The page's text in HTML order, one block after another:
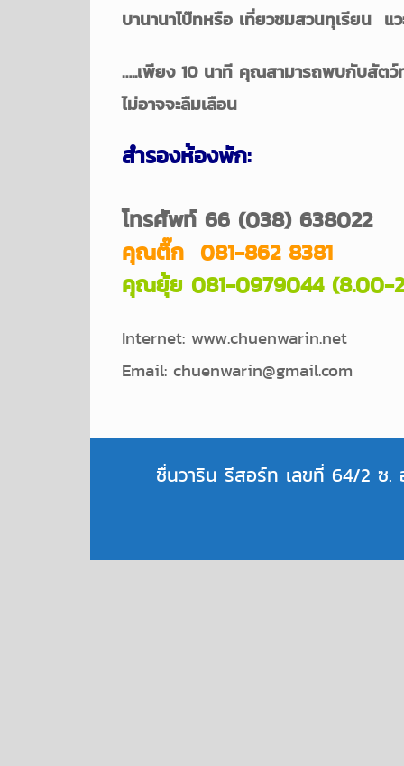
บานานาโบ๊ทหรือ เที่ยวชมสวนทุเรียน
…..เพียง 10 นาที คุณสามารถพบกับสัตว์
ไม่อาจจะลืมเลือน
สำรองห้องพัก:
โทรศัพท์ 66 (038) 638022
คุณติ๊ก 081-862 8381
คุณยุ้ย 081-0979044 (8.00-
Internet: www.chuenwarin.net
Email: chuenwarin@gmail.com
ชื่นวาริน รีสอร์ท เลขที่ 64/2 ซ